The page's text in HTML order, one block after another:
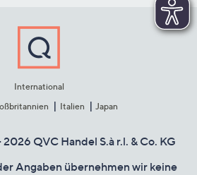
International
Italien Japan
QVC Handel S.à r.l. & Co. KG
Angaben übernehmen wir keine